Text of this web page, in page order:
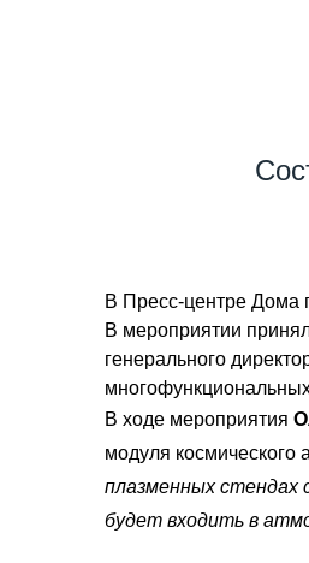
В Пресс-центре Дома
В мероприятии
генерального
В ходе мероприятия
модуля
плазменных стендах
будет входить в